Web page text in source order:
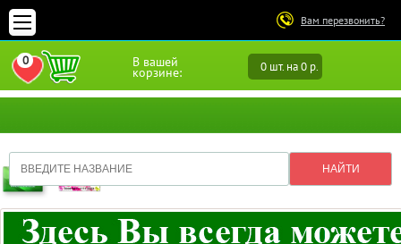
Вам перезвонить?
В вашей
корзине: 0 шт. на 0 р.
0
ПЕРЕЙТИ В ИЗБРАННОЕ